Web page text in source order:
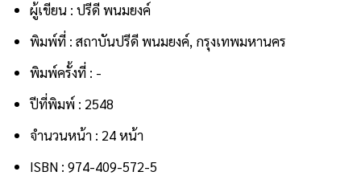
ผู้เขียน : ปรีดี พนมยงค์
พิมพ์ที่ : สถาบันปรีดี พนมยงค์, กรุงเทพมหานคร
พิมพ์ครั้งที่ : -
ปีที่พิมพ์ : 2548
จำนวนหน้า : 24 หน้า
ISBN : 974-409-572-5